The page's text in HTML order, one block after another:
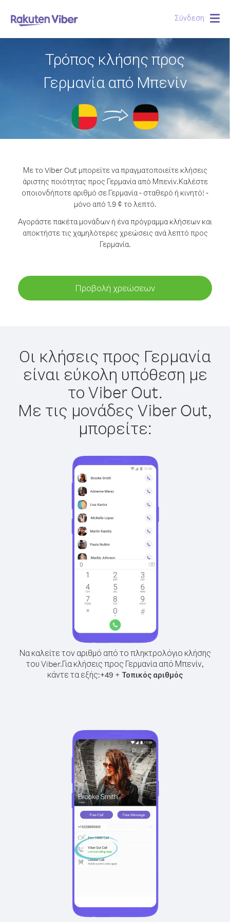
Σύνδεση
Τρόπος κλήσης προς
Γερμανία από Μπενίν
Με το Viber Out μπορείτε να πραγματοποιείτε κλήσεις
άριστης ποιότητας προς Γερμανία από Μπενίν.Καλέστε
οποιονδήποτε αριθμό σε Γερμανία - σταθερό ή κινητό! -
μόνο από 1.9 ¢ το λεπτό.
Αγοράστε πακέτα μονάδων ή ένα πρόγραμμα κλήσεων και
αποκτήστε τις χαμηλότερες χρεώσεις ανά λεπτό προς
Γερμανία.
Προβολή χρεώσεων
Οι κλήσεις προς Γερμανία
είναι εύκολη υπόθεση με
το Viber Out.
Με τις μονάδες Viber Out,
μπορείτε:
Να καλείτε τον αριθμό από το πληκτρολόγιο κλήσης
του Viber.Για κλήσεις προς Γερμανία από Μπενίν,
κάντε τα εξής:+49 + Τοπικός αριθμός